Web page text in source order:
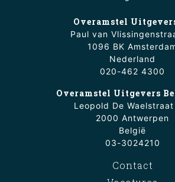
Overamstel
Paul van
1096 BK
Nederland
020-462 4300
Overamstel Uitgevers
Leopold De Waelstraat
2000 Antwerpen
België
03-3024210
Contact